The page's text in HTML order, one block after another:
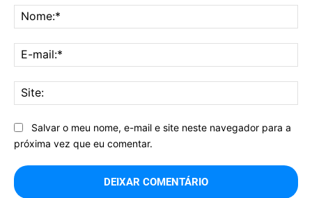
Salvar o meu nome, e-mail e site neste navegador para a
próxima vez que eu comentar.